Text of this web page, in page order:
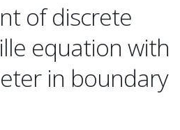
of discrete
equation with
in boundary